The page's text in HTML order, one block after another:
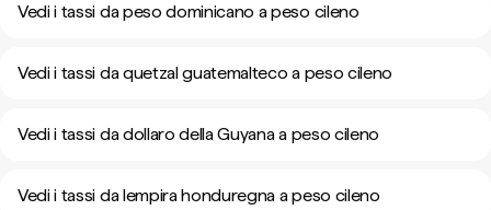
Vedi i tassi da peso dominicano a peso cileno
Vedi i tassi da quetzal guatemalteco a peso cileno
Vedi i tassi da dollaro della Guyana a peso cileno
Vedi i tassi da lempira honduregna a peso cileno